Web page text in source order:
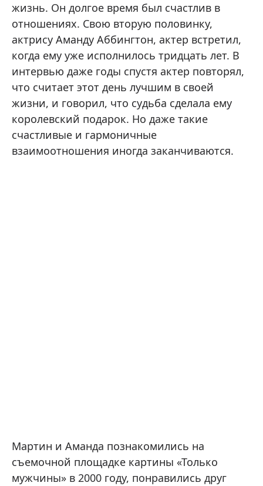
жизнь. Он долгое время был счастлив в
отношениях. Свою вторую половинку,
актрису Аманду Аббингтон, актер встретил,
когда ему уже исполнилось тридцать лет. В
интервью даже годы спустя актер повторял,
что считает этот день лучшим в своей
жизни, и говорил, что судьба сделала ему
королевский подарок. Но даже такие
счастливые и гармоничные
взаимоотношения иногда заканчиваются.
Мартин и Аманда познакомились на
съемочной площадке картины «Только
мужчины» в 2000 году, понравились друг